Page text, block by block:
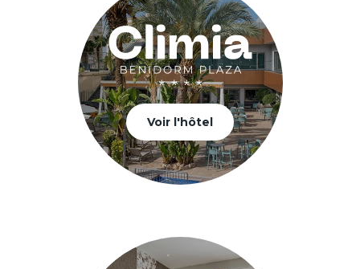
Voir l'hôtel